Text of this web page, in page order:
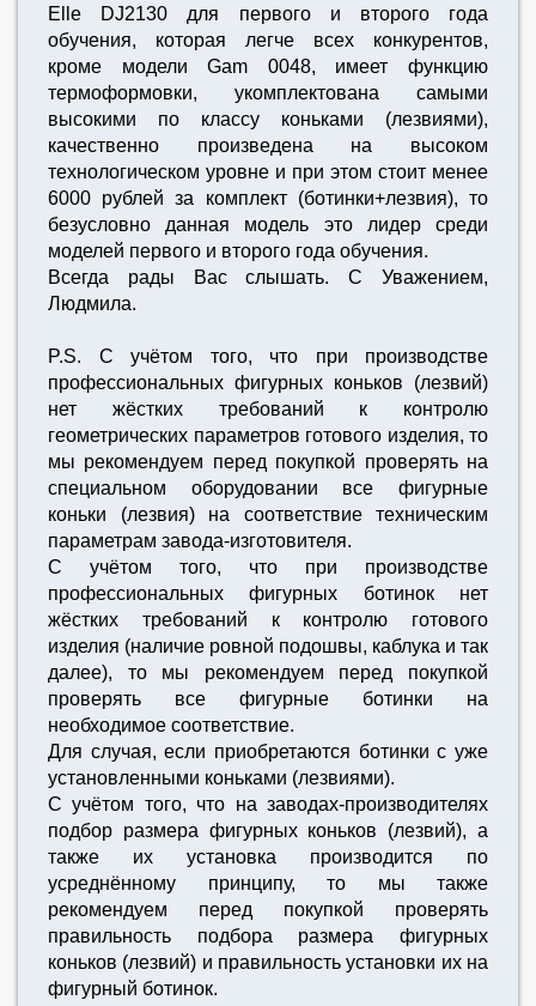
Elle DJ2130 для первого и второго года
обучения, которая легче всех конкурентов,
кроме модели Gam 0048, имеет функцию
термоформовки, укомплектована самыми
высокими по классу коньками (лезвиями),
качественно произведена на высоком
технологическом уровне и при этом стоит менее
6000 рублей за комплект (ботинки+лезвия), то
безусловно данная модель это лидер среди
моделей первого и второго года обучения.
Всегда рады Вас слышать. С Уважением,
Людмила.
P.S. C учётом того, что при производстве
профессиональных фигурных коньков (лезвий)
нет жёстких требований к контролю
геометрических параметров готового изделия, то
мы рекомендуем перед покупкой проверять на
специальном оборудовании все фигурные
коньки (лезвия) на соответствие техническим
параметрам завода-изготовителя.
C учётом того, что при производстве
профессиональных фигурных ботинок нет
жёстких требований к контролю готового
изделия (наличие ровной подошвы, каблука и так
далее), то мы рекомендуем перед покупкой
проверять все фигурные ботинки на
необходимое соответствие.
Для случая, если приобретаются ботинки с уже
установленными коньками (лезвиями).
С учётом того, что на заводах-производителях
подбор размера фигурных коньков (лезвий), а
также их установка производится по
усреднённому принципу, то мы также
рекомендуем перед покупкой проверять
правильность подбора размера фигурных
коньков (лезвий) и правильность установки их на
фигурный ботинок.